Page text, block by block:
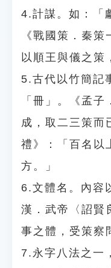
4.計謀。如：「
《戰國策．秦策
以順王與儀之策
5.古代以竹簡記
「冊」。《孟
成，取二三策而
禮》：「百名以
方。」
6.文體名。內容
漢．武帝〈詔賢
事之體，受策察
7.永字八法之一